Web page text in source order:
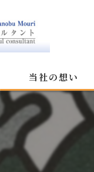
当社の想い